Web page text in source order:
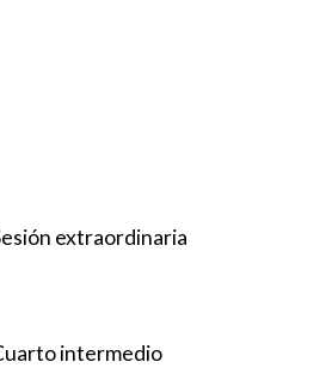
extraordinaria
intermedio